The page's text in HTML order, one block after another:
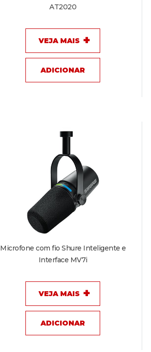
AT2020
VEJA MAIS
ADICIONAR
Microfone com fio Shure Inteligente e
Interface MV7i
VEJA MAIS
ADICIONAR